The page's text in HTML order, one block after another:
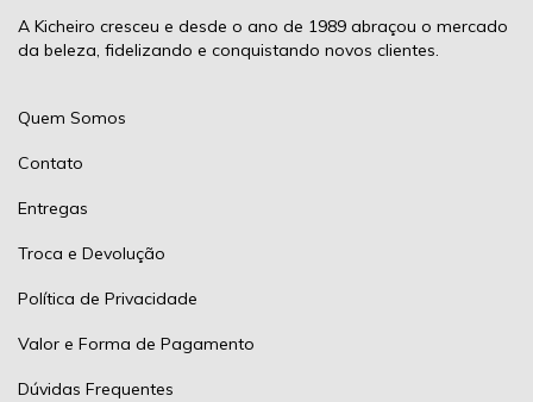
A Kicheiro cresceu e desde o ano de 1989 abraçou o mercado
da beleza, fidelizando e conquistando novos clientes.
Quem Somos
Contato
Entregas
Troca e Devolução
Política de Privacidade
Valor e Forma de Pagamento
Dúvidas Frequentes